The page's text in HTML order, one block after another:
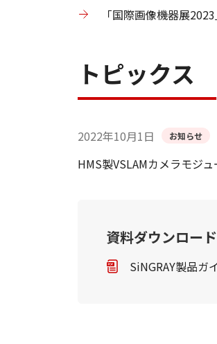
「国際画像機器展
トピックス
2022年10月1日 お知らせ
HMS製VSLAMカメラモジ
資料ダウンロード
SiNGRAY製品ガ